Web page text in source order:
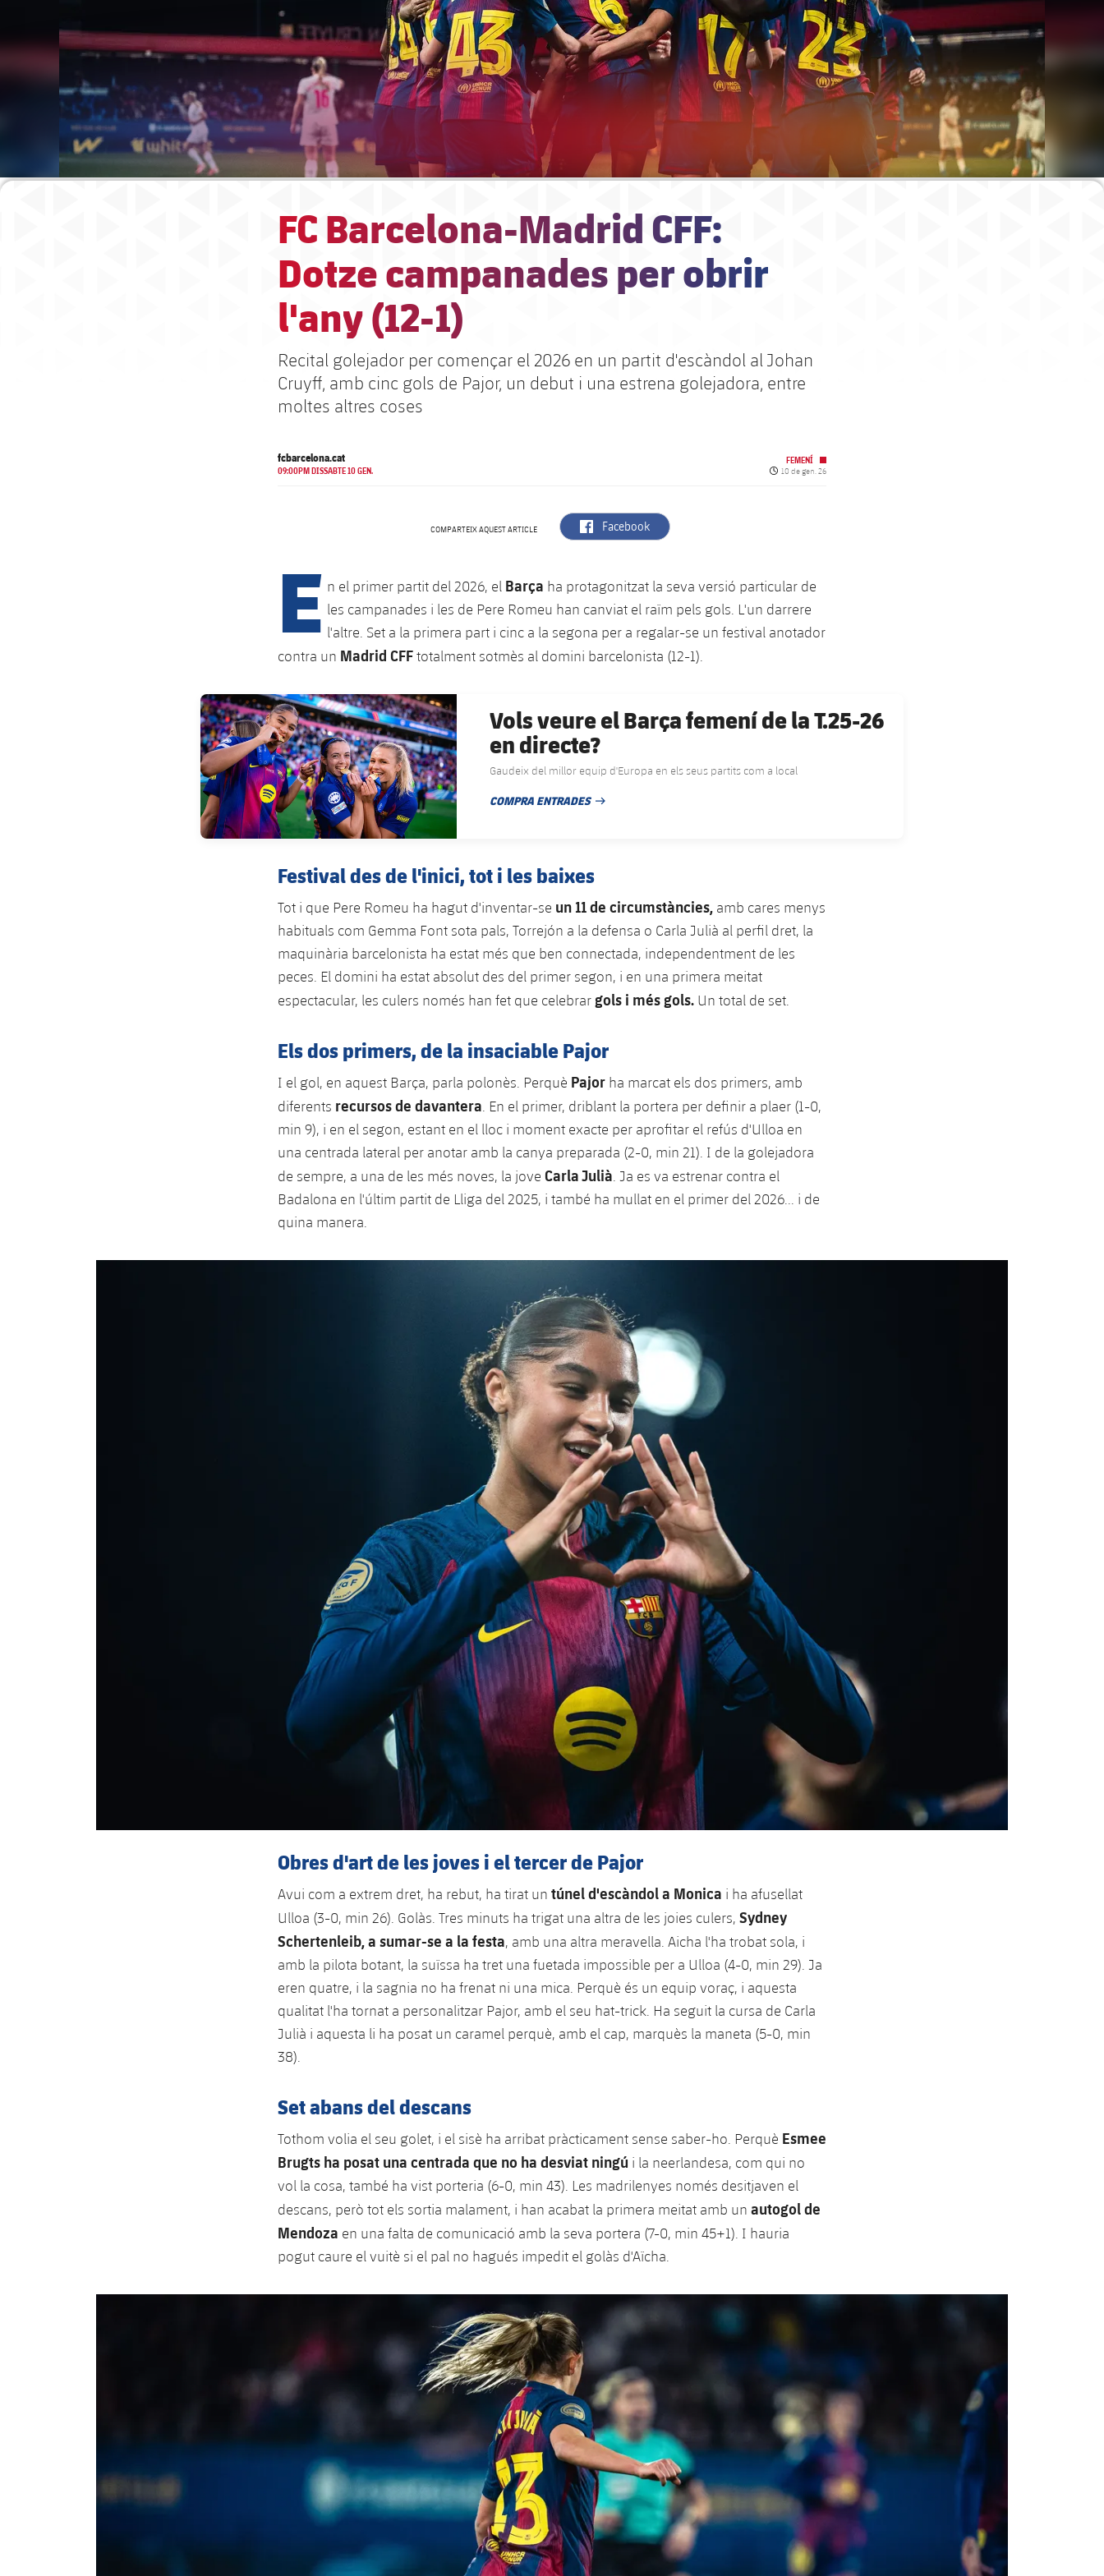
FC Barcelona-Madrid CFF:
Dotze campanades per obrir
l'any (12-1)
Recital golejador per començar el 2026 en un partit d'escàndol al Johan
Cruyff, amb cinc gols de Pajor, un debut i una estrena golejadora, entre
moltes altres coses
fcbarcelona.cat
09:00PM DISSABTE 10 GEN.
FEMENÍ
Data de publicació
10 de gen. 26
COMPARTEIX AQUEST ARTICLE label.aria.facebook
Facebook
E n el primer partit del 2026, el Barça ha protagonitzat la seva versió particular de
les campanades i les de Pere Romeu han canviat el raïm pels gols. L'un darrere
l'altre. Set a la primera part i cinc a la segona per a regalar-se un festival anotador
contra un Madrid CFFtotalment sotmès al domini barcelonista (12-1).
FC Barcelona club badge
Vols veure el Barça femení de la T.25-26
en directe?
Gaudeix del millor equip d'Europa en els seus partits com a local
COMPRA ENTRADES
DATA DE PUBLICACIÓ
Festival des de l'inici, tot i les baixes
Tot i que Pere Romeu ha hagut d'inventar-se un 11 de circumstàncies, amb cares menys
habituals com Gemma Font sota pals, Torrejón a la defensa o Carla Julià al perfil dret, la
maquinària barcelonista ha estat més que ben connectada, independentment de les
peces. El domini ha estat absolut des del primer segon, i en una primera meitat
espectacular, les culers només han fet que celebrar gols i més gols. Un total de set.
Els dos primers, de la insaciable Pajor
I el gol, en aquest Barça, parla polonès. Perquè Pajor ha marcat els dos primers, amb
diferents recursos de davantera . En el primer, driblant la portera per definir a plaer (1-0,
min 9), i en el segon, estant en el lloc i moment exacte per aprofitar el refús d'Ulloa en
una centrada lateral per anotar amb la canya preparada (2-0, min 21). I de la golejadora
de sempre, a una de les més noves, la jove Carla Julià . Ja es va estrenar contra el
Badalona en l'últim partit de Lliga del 2025, i també ha mullat en el primer del 2026... i de
quina manera.
Obres d'art de les joves i el tercer de Pajor
Avui com a extrem dret, ha rebut, ha tirat un túnel d'escàndol a Monica i ha afusellat
Ulloa (3-0, min 26). Golàs. Tres minuts ha trigat una altra de les joies culers, Sydney
Schertenleib, a sumar-se a la festa, amb una altra meravella. Aicha l'ha trobat sola, i
amb la pilota botant, la suïssa ha tret una fuetada impossible per a Ulloa (4-0, min 29). Ja
eren quatre, i la sagnia no ha frenat ni una mica. Perquè és un equip voraç, i aquesta
qualitat l'ha tornat a personalitzar Pajor, amb el seu hat-trick. Ha seguit la cursa de Carla
Julià i aquesta li ha posat un caramel perquè, amb el cap, marquès la maneta (5-0, min
38).
Set abans del descans
Tothom volia el seu golet, i el sisè ha arribat pràcticament sense saber-ho. Perquè Esmee
Brugts ha posat una centrada que no ha desviat ningú i la neerlandesa, com qui no
vol la cosa, també ha vist porteria (6-0, min 43). Les madrilenyes només desitjaven el
descans, però tot els sortia malament, i han acabat la primera meitat amb un autogol de
Mendoza en una falta de comunicació amb la seva portera (7-0, min 45+1). I hauria
pogut caure el vuitè si el pal no hagués impedit el golàs d'Aïcha.